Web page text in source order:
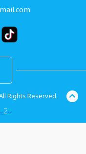
Rights Reserved.